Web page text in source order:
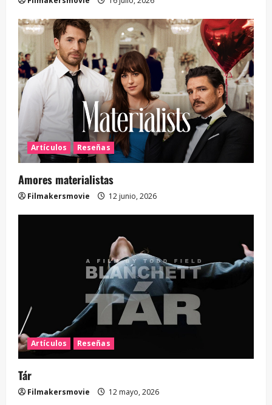
Artículos Reseñas
Amores materialistas
Filmakersmovie 12 junio, 2026
Artículos Reseñas
Tár
Filmakersmovie 12 mayo, 2026